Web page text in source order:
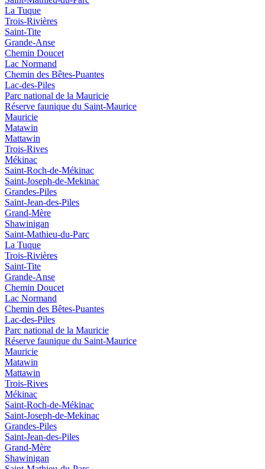
La Tuque
Trois-Rivières
Saint-Tite
Grande-Anse
Chemin Doucet
Lac Normand
Chemin des Bêtes-Puantes
Lac-des-Piles
Parc national de la Mauricie
Réserve faunique du Saint‑Maurice
Mauricie
Matawin
Mattawin
Trois-Rives
Mékinac
Saint-Roch-de-Mékinac
Saint-Joseph-de-Mekinac
Grandes-Piles
Saint-Jean-des-Piles
Grand-Mère
Shawinigan
Saint-Mathieu-du-Parc
La Tuque
Trois-Rivières
Saint-Tite
Grande-Anse
Chemin Doucet
Lac Normand
Chemin des Bêtes-Puantes
Lac-des-Piles
Parc national de la Mauricie
Réserve faunique du Saint‑Maurice
Mauricie
Matawin
Mattawin
Trois-Rives
Mékinac
Saint-Roch-de-Mékinac
Saint-Joseph-de-Mekinac
Grandes-Piles
Saint-Jean-des-Piles
Grand-Mère
Shawinigan